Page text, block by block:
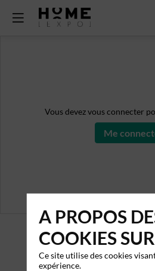
Vous devez vous connecter
Me
A PROPOS
COOKIES
Ce site utilise des cookies
expérience.